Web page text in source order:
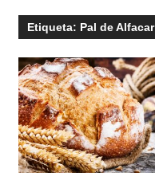
Etiqueta: Pal de Alfacar